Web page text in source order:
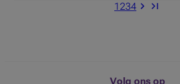
1 234
Volg ons op